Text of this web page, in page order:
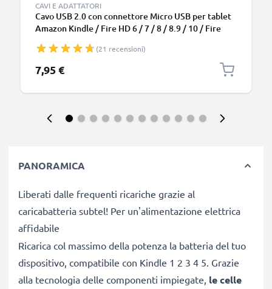
CAVI E ADATTATORI
Cavo USB 2.0 con connettore Micro USB per tablet
Amazon Kindle / Fire HD 6 / 7 / 8 / 8.9 / 10 / Fire
cavetto dati & ricarica 1A in piacevole PVC nero
(21 recensioni)
7,95 €
PANORAMICA
Liberati dalle frequenti ricariche grazie al
caricabatteria subtel! Per un'alimentazione elettrica
affidabile
Ricarica col massimo della potenza la batteria del tuo
dispositivo, compatibile con Kindle 1 2 3 4 5. Grazie
alla tecnologia delle componenti impiegate, le celle